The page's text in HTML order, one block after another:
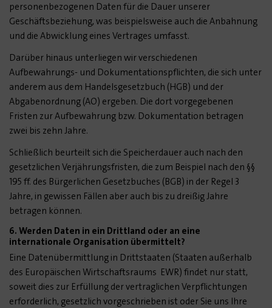
personenbezogenen Daten für die Dauer unserer
Geschäftsbeziehung, was beispielsweise auch die Anbahnung
und die Abwicklung eines Vertrages umfasst.
Darüber hinaus unterliegen wir verschiedenen
Aufbewahrungs- und Dokumentationspflichten, die sich unter
anderem aus dem Handelsgesetzbuch (HGB) und der
Abgabenordnung (AO) ergeben. Die dort vorgegebenen
Fristen zur Aufbewahrung bzw. Dokumentation betragen
zwei bis zehn Jahre.
Schließlich beurteilt sich die Speicherdauer auch nach den
gesetzlichen Verjährungsfristen, die zum Beispiel nach den §§
195 ff. des Bürgerlichen Gesetzbuches (BGB) in der Regel 3
Jahre, in gewissen Fällen aber auch bis zu dreißig Jahre
betragen können.
6. Werden Daten in ein Drittland oder an eine
internationale Organisation übermittelt?
Eine Datenübermittlung in Drittstaaten (Staaten außerhalb
des Europäischen Wirtschaftsraums EWR) findet nur statt,
soweit dies zur Erfüllung der vertraglichen Verpflichtungen
erforderlich, gesetzlich vorgeschrieben ist oder Sie uns Ihre